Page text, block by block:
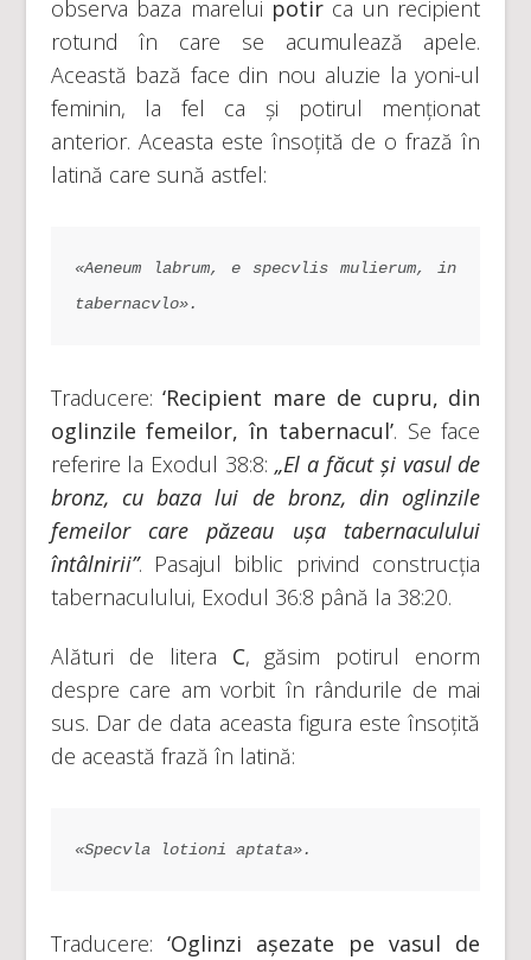
observa baza marelui potir ca un recipient
rotund în care se acumulează apele.
Această bază face din nou aluzie la yoni-ul
feminin, la fel ca și potirul menționat
anterior. Aceasta este însoțită de o frază în
latină care sună astfel:
«Aeneum labrum, e specvlis mulierum, in
tabernacvlo».
Traducere:‘Recipient mare de cupru, din
oglinzile femeilor, în tabernacul’. Se face
referire la Exodul 38:8:„El a făcut și vasul de
bronz, cu baza lui de bronz, din oglinzile
femeilor care păzeau ușa tabernaculului
întâlnirii”. Pasajul biblic privind construcția
tabernaculului, Exodul 36:8 până la 38:20.
Alături de litera C, găsim potirul enorm
despre care am vorbit în rândurile de mai
sus. Dar de data aceasta figura este însoțită
de această frază în latină:
«Specvla lotioni aptata».
Traducere: ‘Oglinzi așezate pe vasul de